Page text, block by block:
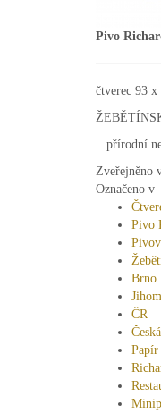
Pivo
čtverec 93
...přírodní
Zveřejněno
Označeno v
Pivo
Brno
ČR
Papír